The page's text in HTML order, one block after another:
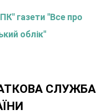
газети "Все про
облік"
СЛУЖБА